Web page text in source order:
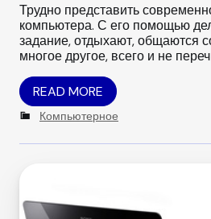
Трудно представить
компьютера. С его помощью
задание, отдыхают, общаются
многое другое, всего и не
READ MORE
C
t
r
Компьютерное